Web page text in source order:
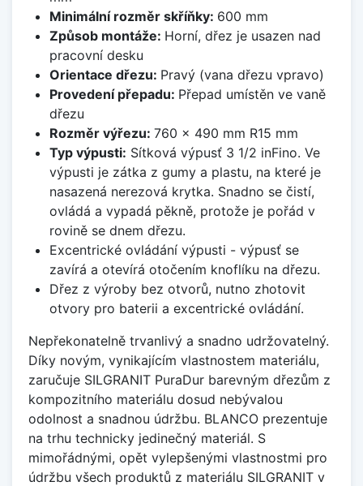
Minimální rozměr skříňky: 600 mm
Způsob montáže: Horní, dřez je usazen nad
pracovní desku
Orientace dřezu: Pravý (vana dřezu vpravo)
Provedení přepadu: Přepad umístěn ve vaně
dřezu
Rozměr výřezu: 760 x 490 mm R15 mm
Typ výpusti: Sítková výpusť 3 1/2 inFino. Ve
výpusti je zátka z gumy a plastu, na které je
nasazená nerezová krytka. Snadno se čistí,
ovládá a vypadá pěkně, protože je pořád v
rovině se dnem dřezu.
Excentrické ovládání výpusti - výpusť se
zavírá a otevírá otočením knoflíku na dřezu.
Dřez z výroby bez otvorů, nutno zhotovit
otvory pro baterii a excentrické ovládání.
Nepřekonatelně trvanlivý a snadno udržovatelný.
Díky novým, vynikajícím vlastnostem materiálu,
zaručuje SILGRANIT PuraDur barevným dřezům z
kompozitního materiálu dosud nebývalou
odolnost a snadnou údržbu. BLANCO prezentuje
na trhu technicky jedinečný materiál. S
mimořádnými, opět vylepšenými vlastnostmi pro
údržbu všech produktů z materiálu SILGRANIT v